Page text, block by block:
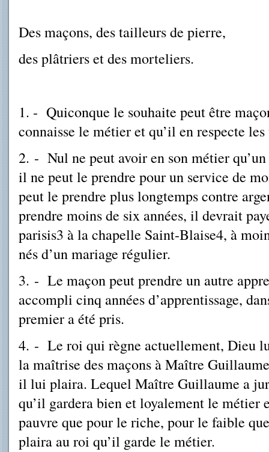
Des maçons, des tailleurs de pierre,
des plâtriers et des morteliers.
1. - Quiconque le souhaite peut être
connaisse le métier et qu’il en respecte
2. - Nul ne peut avoir en son métier
il ne peut le prendre pour un service de
peut le prendre plus longtemps contre
prendre moins de six années, il devrait
parisis3 à la chapelle Saint-Blaise4, à
nés d’un mariage régulier.
3. - Le maçon peut prendre un autre
accompli cinq années d’apprentissage,
premier a été pris.
4. - Le roi qui règne actuellement, Dieu
la maîtrise des maçons à Maître
il lui plaira. Lequel Maître Guillaume a
qu’il gardera bien et loyalement le métier
pauvre que pour le riche, pour le faible
plaira au roi qu’il garde le métier.